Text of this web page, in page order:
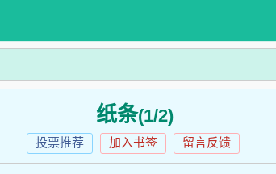
纸条(1/2)
投票推荐 加入书签 留言反馈